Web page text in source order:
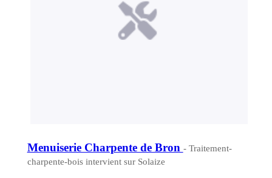
Menuiserie Charpente de Bron - Traitement-
charpente-bois intervient sur Solaize